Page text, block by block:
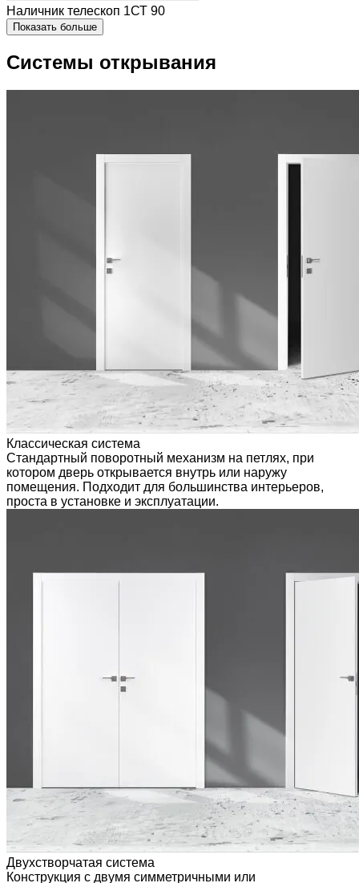
Наличник телескоп 1СТ 90
Показать больше
Системы открывания
Классическая система
Стандартный поворотный механизм на петлях, при
котором дверь открывается внутрь или наружу
помещения. Подходит для большинства интерьеров,
проста в установке и эксплуатации.
Двухстворчатая система
Конструкция с двумя симметричными или